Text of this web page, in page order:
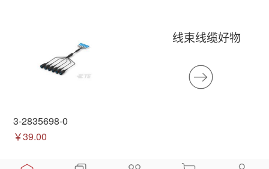
3-2835698-0
￥39.00
线束线缆好物